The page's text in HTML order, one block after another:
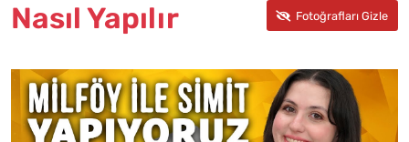
Nasıl Yapılır